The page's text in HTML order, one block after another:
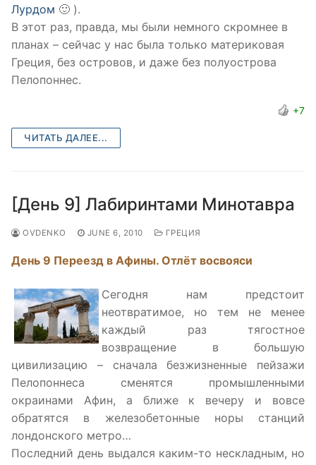
Лурдом 🙂 ).
В этот раз, правда, мы были немного скромнее в
планах – сейчас у нас была только материковая
Греция, без островов, и даже без полуострова
Пелопоннес.
+7
ЧИТАТЬ ДАЛЕЕ...
[День 9] Лабиринтами Минотавра
OVDENKO JUNE 6, 2010 ГРЕЦИЯ
День 9 Переезд в Афины. Отлёт восвояси
Сегодня нам предстоит
неотвратимое, но тем не менее
каждый раз тягостное
возвращение в большую
цивилизацию – сначала безжизненные пейзажи
Пелопоннеса сменятся промышленными
окраинами Афин, а ближе к вечеру и вовсе
обратятся в железобетонные норы станций
лондонского метро…
Последний день выдался каким-то нескладным, но